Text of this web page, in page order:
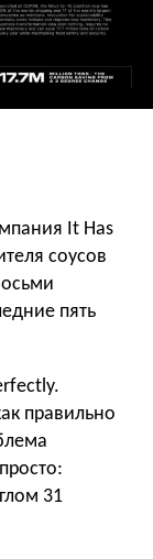
It Has
соусов
пять
правильно
31